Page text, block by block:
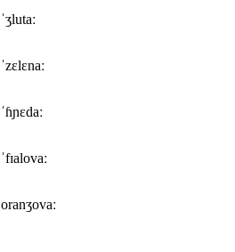
ˈʒlutaː
ˈzɛlɛnaː
ˈɦɲɛdaː
ˈfɪalovaː
oranʒovaː